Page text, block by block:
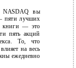
NASDAQ вы
пяти лучших
книги — это
пять акций
То, что
на весь
ежедневно